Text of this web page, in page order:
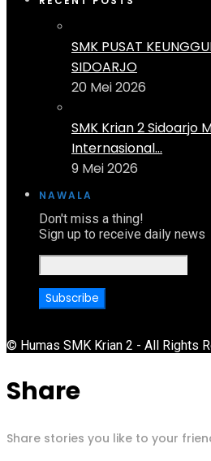
SMK PUSAT
SIDOARJO
20 Mei 2026
SMK Krian 2 Sidoarjo
Internasional...
9 Mei 2026
NAWALA
Don't miss a thing!
Sign up to receive daily news
© Humas SMK Krian 2 - All Rights
Share
Share stories you like to your